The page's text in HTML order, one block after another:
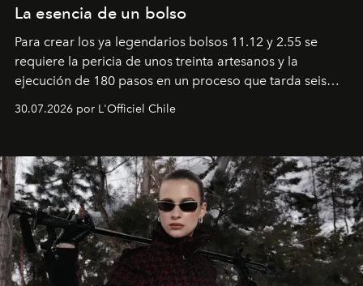
La esencia de un bolso
Para crear los ya legendarios bolsos 11.12 y 2.55 se
requiere la pericia de unos treinta artesanos y la
ejecución de 180 pasos en un proceso que tarda seis
que se enseña solamente en la escuela de formación de
30.07.2026 por L'Officiel Chile